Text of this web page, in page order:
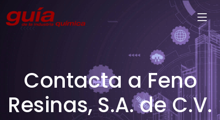
Contacta a Feno
Resinas, S.A. de C.V.